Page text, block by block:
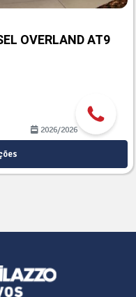
OVERLAND AT9
2026/2026